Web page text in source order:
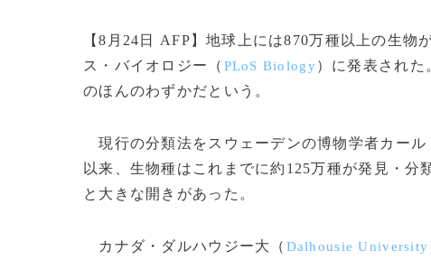
【8月24日 AFP】地球上には870万種以上の生
ス・バイオロジー（ PLoS Biology）に発表され
のほんのわずかだという。
現行の分類法をスウェーデンの博物学者カール
以来、生物種はこれまでに約125万種が発見・
と大きな開きがあった。
カナダ・ダルハウジー大（ Dalhousie University